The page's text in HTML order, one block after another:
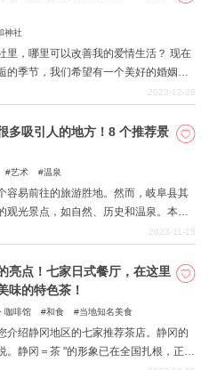
的目的地呢？
神社
里，哪里可以改善我的爱情生活？ 现在
的季节，我们希望有一个美好的婚姻。
帮助下乘风破浪，开始新生活的季节。
亲和爱情的神社。
2023-12-28
多吸引人的地方！8 个推荐景
艺术 温泉
容易前往的旅游胜地。然而，岐阜县其
观光景点，如自然、历史和温泉。本
2023-11-15
亮点！七家日式餐厅，在这里
味的特色茶！
咖啡馆 和食 当地知名美食
介绍静冈地区的七家推荐茶店。静冈的
。静冈＝茶 "的形象已在全国扎根，正因